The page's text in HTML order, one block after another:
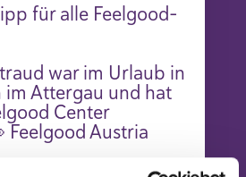
für alle Feelgood-
war im Urlaub in
im Attergau und hat
Center
Feelgood Austria